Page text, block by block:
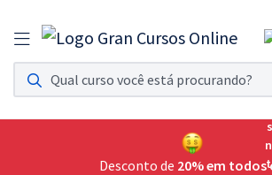
Assinatura Ilimitada 11
Acesso a todos os cursos. Teste grátis por 7 dias!
Assinatura OAB Até Passar
Acesso ilimitado a toda preparação para o Exame da
Desconto de 20% em todos